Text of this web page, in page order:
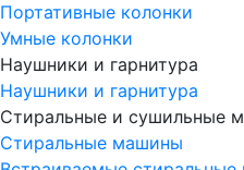
Портативные колонки
Умные колонки
Наушники и гарнитура
Наушники и гарнитура
Стиральные и сушильные
Стиральные машины